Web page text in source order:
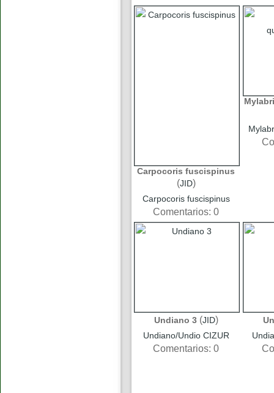
Carpocoris fuscispinus
(JID)
Carpocoris fuscispinus
Comentarios: 0
Undiano 3 (JID)
Undiano/Undio CIZUR
Comentarios: 0